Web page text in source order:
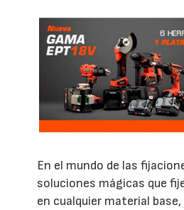
En el mundo de las
soluciones mágicas que
en cualquier material base,